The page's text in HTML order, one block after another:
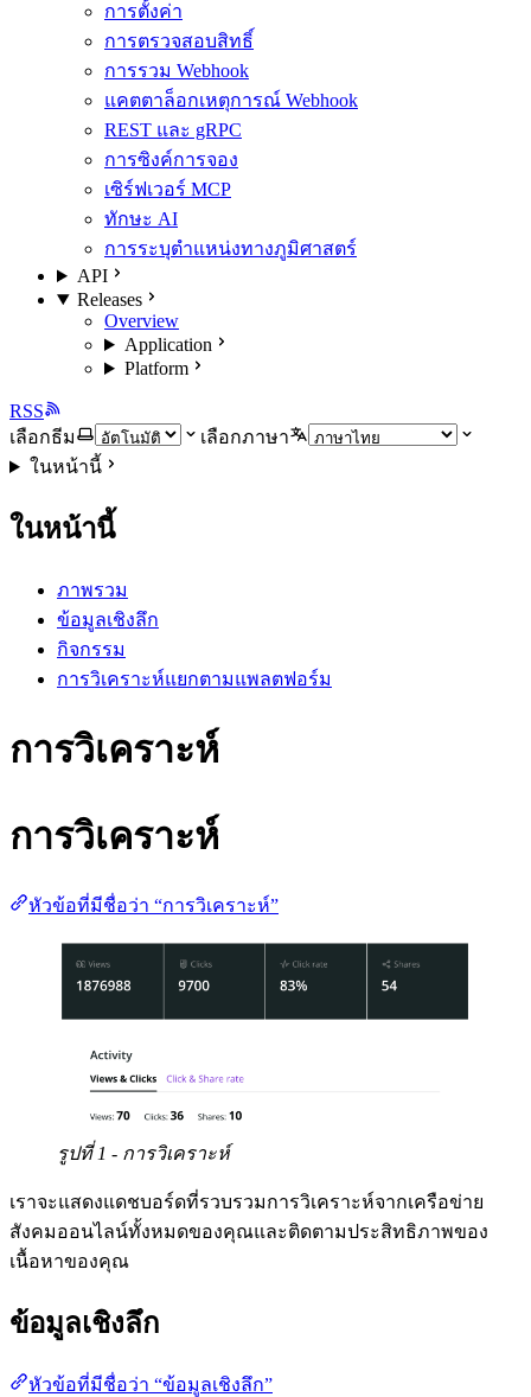
การตั้งค่า
การตรวจสอบสิทธิ์
การรวม Webhook
แคตตาล็อกเหตุการณ์ Webhook
REST และ gRPC
การซิงค์การจอง
เซิร์ฟเวอร์ MCP
ทักษะ AI
การระบุตำแหน่งทางภูมิศาสตร์
API
Releases
Overview
Application
Platform
RSS
เลือกธีม
เลือกภาษา
ในหน้านี้
ในหน้านี้
ภาพรวม
ข้อมูลเชิงลึก
กิจกรรม
การวิเคราะห์แยกตามแพลตฟอร์ม
การวิเคราะห์
การวิเคราะห์
หัวข้อที่มีชื่อว่า “การวิเคราะห์”
รูปที่ 1 - การวิเคราะห์
เราจะแสดงแดชบอร์ดที่รวบรวมการวิเคราะห์จากเครือข่าย
สังคมออนไลน์ทั้งหมดของคุณและติดตามประสิทธิภาพของ
เนื้อหาของคุณ
ข้อมูลเชิงลึก
หัวข้อที่มีชื่อว่า “ข้อมูลเชิงลึก”